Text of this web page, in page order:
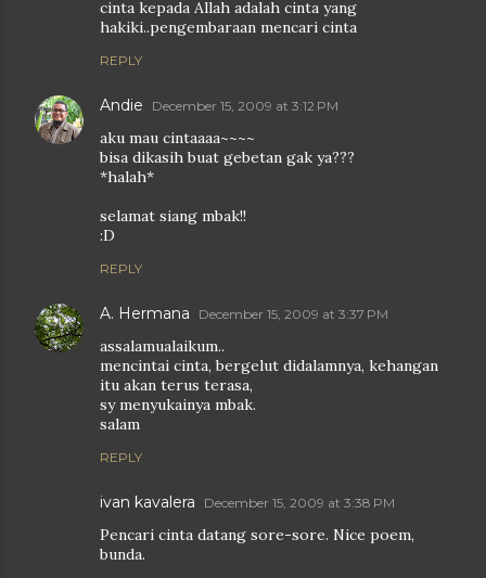
cinta kepada Allah adalah cinta yang
hakiki..pengembaraan mencari cinta
REPLY
Andie December 15, 2009 at 3:12 PM
aku mau cintaaaa~~~~
bisa dikasih buat gebetan gak ya???
*halah*
selamat siang mbak!!
:D
REPLY
A. Hermana December 15, 2009 at 3:37 PM
assalamualaikum..
mencintai cinta, bergelut didalamnya, kehangan
itu akan terus terasa,
sy menyukainya mbak.
salam
REPLY
ivan kavalera December 15, 2009 at 3:38 PM
Pencari cinta datang sore-sore. Nice poem,
bunda.